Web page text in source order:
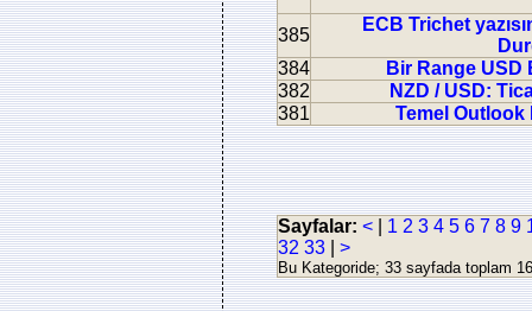
385
ECB Trichet
384
Bir Range USD
382
NZD / USD:
381
Temel Outlook
Sayfalar: <| 1 2 3 4 5 6 7 8 9
32 33| >
Bu Kategoride; 33 sayfada toplam